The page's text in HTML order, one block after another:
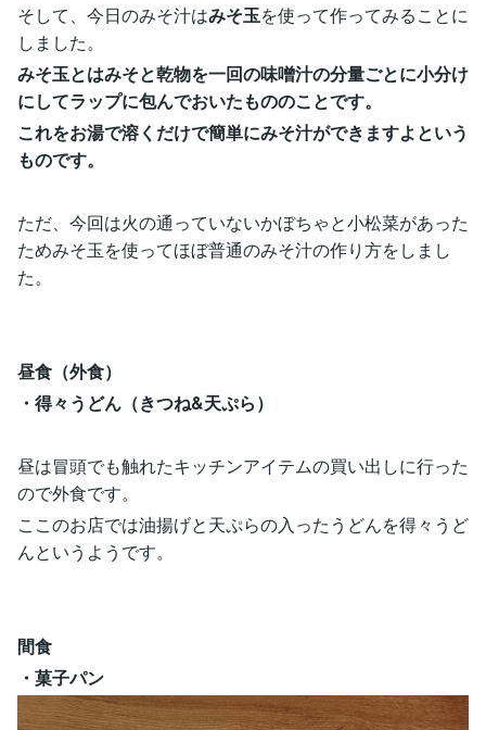
そして、今日のみそ汁はみそ玉を使って作ってみることに
しました。
みそ玉とはみそと乾物を一回の味噌汁の分量ごとに小分け
にしてラップに包んでおいたもののことです。
これをお湯で溶くだけで簡単にみそ汁ができますよという
ものです。
ただ、今回は火の通っていないかぼちゃと小松菜があった
ためみそ玉を使ってほぼ普通のみそ汁の作り方をしまし
た。
昼食（外食）
・得々うどん（きつね&天ぷら）
昼は冒頭でも触れたキッチンアイテムの買い出しに行った
ので外食です。
ここのお店では油揚げと天ぷらの入ったうどんを得々うど
んというようです。
間食
・菓子パン